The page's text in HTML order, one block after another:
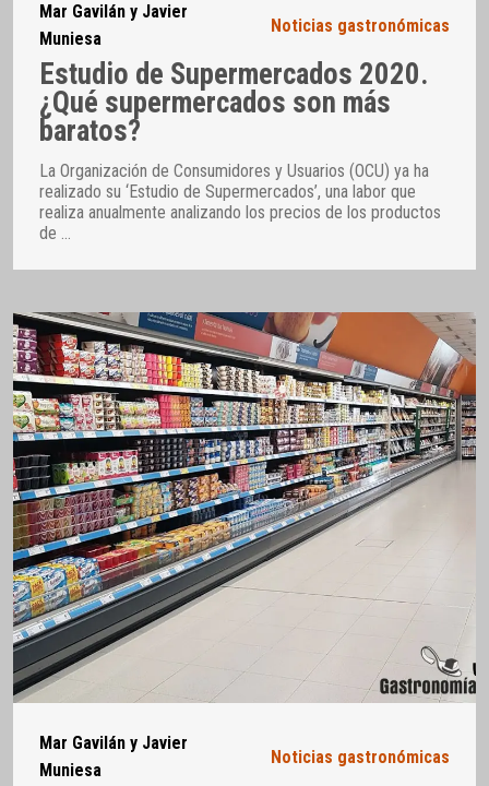
Mar Gavilán y Javier
Muniesa
Noticias gastronómicas
Estudio de Supermercados 2020.
¿Qué supermercados son más
baratos?
La Organización de Consumidores y Usuarios (OCU) ya ha
realizado su ‘Estudio de Supermercados’, una labor que
realiza anualmente analizando los precios de los productos
de …
Mar Gavilán y Javier
Muniesa
Noticias gastronómicas